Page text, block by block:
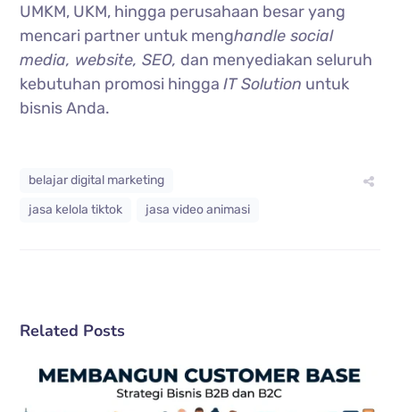
UMKM, UKM, hingga perusahaan besar yang
mencari partner untuk menghandle social
media, website, SEO, dan menyediakan seluruh
kebutuhan promosi hinggaIT Solution untuk
bisnis Anda.
belajar digital marketing
jasa kelola tiktok
jasa video animasi
Related Posts